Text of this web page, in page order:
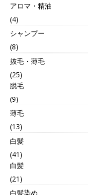
アロマ・精油
(4)
シャンプー
(8)
抜毛・薄毛
(25)
脱毛
(9)
薄毛
(13)
白髪
(41)
白髪
(21)
白髪染め